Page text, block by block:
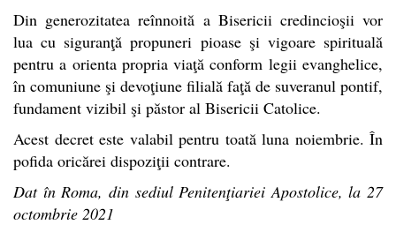
Din generozitatea reînnoită a Bisericii credincioşii vor
lua cu siguranţă propuneri pioase şi vigoare spirituală
pentru a orienta propria viaţă conform legii evanghelice,
în comuniune şi devoţiune filială faţă de suveranul pontif,
fundament vizibil şi păstor al Bisericii Catolice.
Acest decret este valabil pentru toată luna noiembrie. În
pofida oricărei dispoziţii contrare.
Dat în Roma, din sediul Penitenţiariei Apostolice, la 27
octombrie 2021